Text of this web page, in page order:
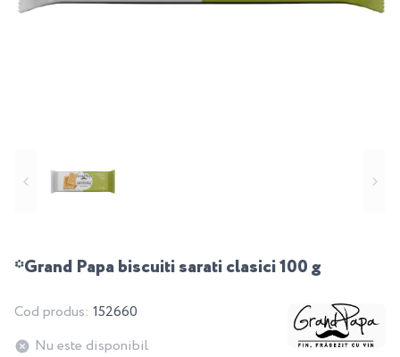
*Grand Papa biscuiti sarati clasici 100 g
Cod produs: 152660
Nu este disponibil